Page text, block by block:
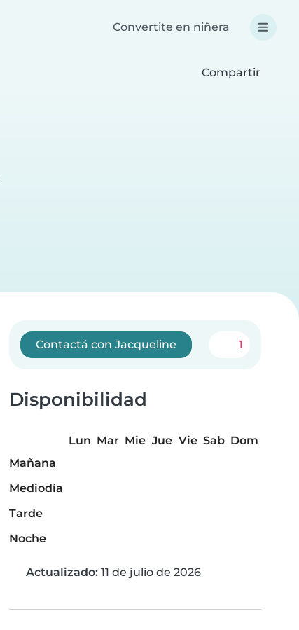
Convertite en niñera
Compartir
Contactá con Jacqueline 1
Disponibilidad
Lun Mar Mie Jue Vie Sab Dom
Mañana
Mediodía
Tarde
Noche
Actualizado: 11 de julio de 2026